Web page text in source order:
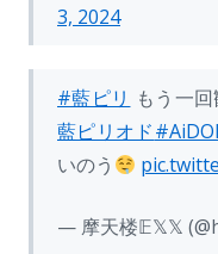
3, 2024
#藍ピリ もう一
藍ピリオド
いのう
— 摩天楼𝔼𝕏𝕏